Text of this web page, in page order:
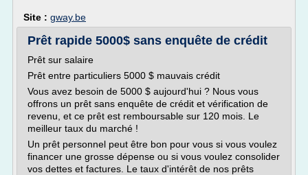
Site : gway.be
Prêt rapide 5000$ sans enquête de crédit
Prêt sur salaire
Prêt entre particuliers 5000 $ mauvais crédit
Vous avez besoin de 5000 $ aujourd'hui ? Nous vous
offrons un prêt sans enquête de crédit et vérification de
revenu, et ce prêt est remboursable sur 120 mois. Le
meilleur taux du marché !
Un prêt personnel peut être bon pour vous si vous voulez
financer une grosse dépense ou si vous voulez consolider
vos dettes et factures. Le taux d'intérêt de nos prêts